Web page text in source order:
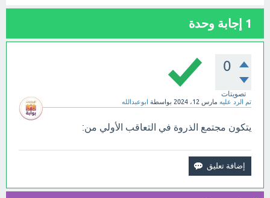
1 إجابة وحدة
0
تصويتات
تم الرد عليه مارس 12، 2024 بواسطة ابوعبدالله
يتكون مجتمع الذروة في التعاقب الأولي من: